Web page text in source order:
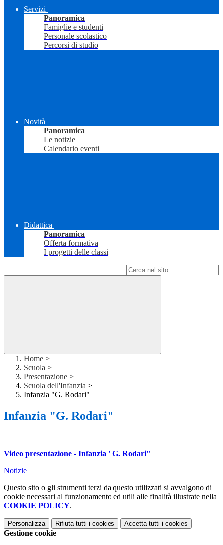
Servizi
Panoramica
Famiglie e studenti
Personale scolastico
Percorsi di studio
Novità
Panoramica
Le notizie
Calendario eventi
Didattica
Panoramica
Offerta formativa
I progetti delle classi
Home >
Scuola >
Presentazione >
Scuola dell'Infanzia >
Infanzia "G. Rodari"
Infanzia "G. Rodari"
Video presentazione - Infanzia "G. Rodari"
Notizie
Questo sito o gli strumenti terzi da questo utilizzati si avvalgono di
cookie necessari al funzionamento ed utili alle finalità illustrate nella
COOKIE POLICY.
Personalizza Rifiuta tutti i cookies Accetta tutti i cookies
Gestione cookie